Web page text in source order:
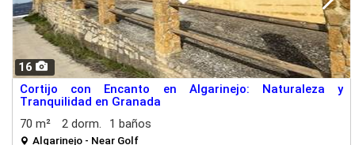
16
Cortijo con Encanto en Algarinejo: Naturaleza y
Tranquilidad en Granada
70 m²
2 dorm. 1 baños
Algarinejo - Near Golf